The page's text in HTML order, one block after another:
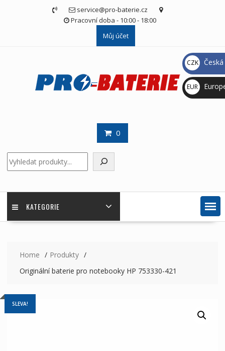
service@pro-baterie.cz
Pracovní doba - 10:00 - 18:00
Můj účet
0
KATEGORIE
Home
Produkty
Originální baterie pro notebooky HP 753330-421
SLEVA!
CZK
Kč
EUR
€